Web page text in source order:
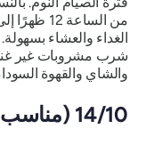
شرب مشروبات غير غنية
والشاي والقهوة السوداء.
14/10 (مناسب للمبتدئين)